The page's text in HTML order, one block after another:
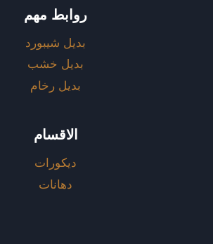
روابط مهم
بديل شيبورد
بديل خشب
بديل رخام
الاقسام
ديكورات
دهانات